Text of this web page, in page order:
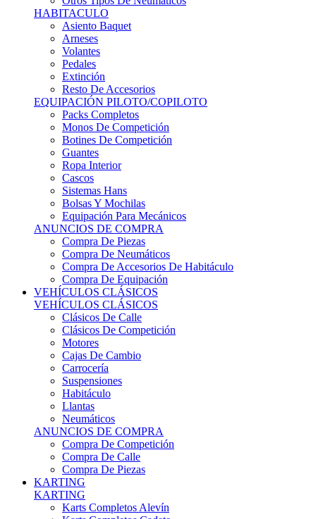
HABITACULO
Asiento Baquet
Arneses
Volantes
Pedales
Extinción
Resto De Accesorios
EQUIPACIÓN PILOTO/COPILOTO
Packs Completos
Monos De Competición
Botines De Competición
Guantes
Ropa Interior
Cascos
Sistemas Hans
Bolsas Y Mochilas
Equipación Para Mecánicos
ANUNCIOS DE COMPRA
Compra De Piezas
Compra De Neumáticos
Compra De Accesorios De Habitáculo
Compra De Equipación
VEHÍCULOS CLÁSICOS
VEHÍCULOS CLÁSICOS
Clásicos De Calle
Clásicos De Competición
Motores
Cajas De Cambio
Carrocería
Suspensiones
Habitáculo
Llantas
Neumáticos
ANUNCIOS DE COMPRA
Compra De Competición
Compra De Calle
Compra De Piezas
KARTING
KARTING
Karts Completos Alevín